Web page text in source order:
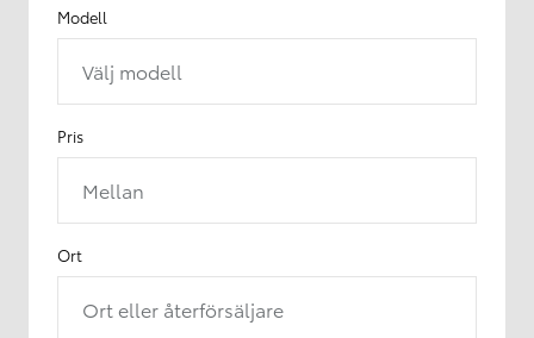
Modell
Välj modell
Pris
Mellan
Ort
Ort eller återförsäljare